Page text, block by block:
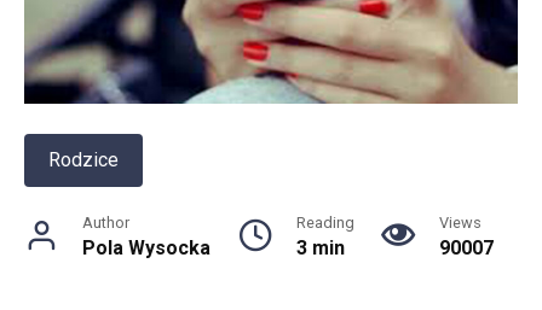
Rodzice
Author
Pola Wysocka
Reading
3 min
Views
90007